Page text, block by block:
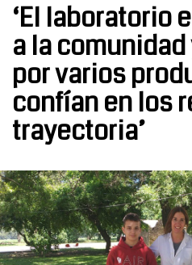
‘El laboratorio
a la
por varios
confían en los
trayectoria’